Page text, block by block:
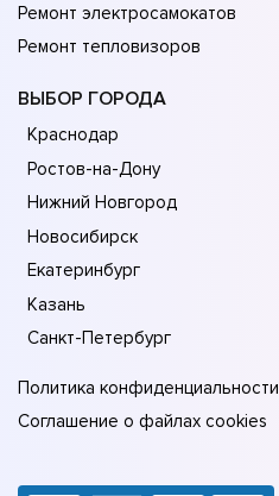
Ремонт электросамокатов
Ремонт тепловизоров
ВЫБОР ГОРОДА
Краснодар
Ростов-на-Дону
Нижний Новгород
Новосибирск
Екатеринбург
Казань
Санкт-Петербург
Политика конфиденциальности
Соглашение о файлах cookies